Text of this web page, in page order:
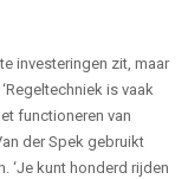
investeringen zit, maar
is vaak
functioneren van
der Spek gebruikt
‘Je kunt honderd rijden